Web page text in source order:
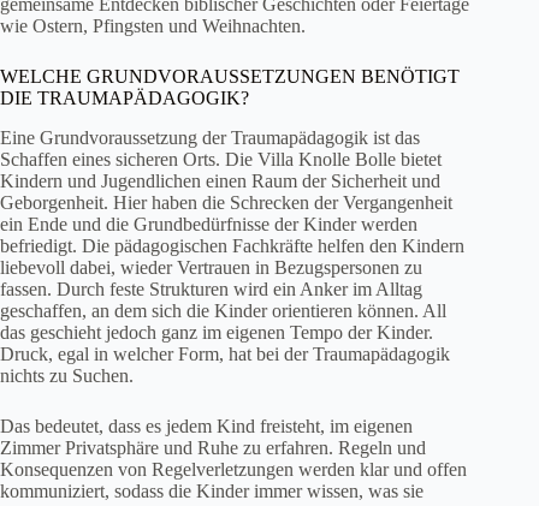
gemeinsame Entdecken biblischer Geschichten oder Feiertage
wie Ostern, Pfingsten und Weihnachten.
WELCHE GRUNDVORAUSSETZUNGEN BENÖTIGT
DIE TRAUMAPÄDAGOGIK?
Eine Grundvoraussetzung der Traumapädagogik ist das
Schaffen eines sicheren Orts. Die Villa Knolle Bolle bietet
Kindern und Jugendlichen einen Raum der Sicherheit und
Geborgenheit. Hier haben die Schrecken der Vergangenheit
ein Ende und die Grundbedürfnisse der Kinder werden
befriedigt. Die pädagogischen Fachkräfte helfen den Kindern
liebevoll dabei, wieder Vertrauen in Bezugspersonen zu
fassen. Durch feste Strukturen wird ein Anker im Alltag
geschaffen, an dem sich die Kinder orientieren können. All
das geschieht jedoch ganz im eigenen Tempo der Kinder.
Druck, egal in welcher Form, hat bei der Traumapädagogik
nichts zu Suchen.
Das bedeutet, dass es jedem Kind freisteht, im eigenen
Zimmer Privatsphäre und Ruhe zu erfahren. Regeln und
Konsequenzen von Regelverletzungen werden klar und offen
kommuniziert, sodass die Kinder immer wissen, was sie